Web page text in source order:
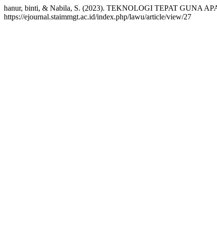
hanur, binti, & Nabila, S. (2023). TEKNOLOGI TEPAT GUNA
https://ejournal.staimmgt.ac.id/index.php/lawu/article/view/27